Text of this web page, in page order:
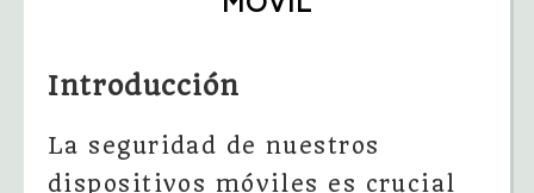
Introducción
La seguridad de nuestros
dispositivos móviles es crucial